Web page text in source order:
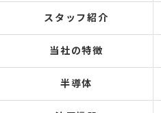
スタッフ紹介
当社の特徴
半導体